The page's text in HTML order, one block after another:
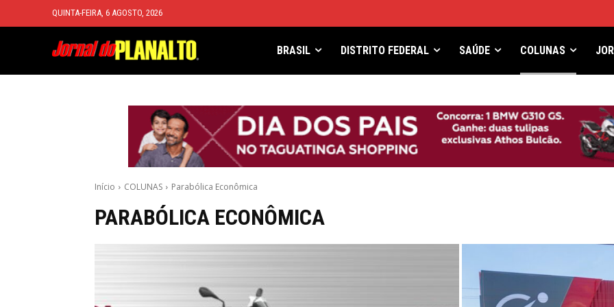
QUINTA-FEIRA, 6 AGOSTO, 2026
BRASIL DISTRITO FEDERAL SAÚDE COLUNAS
Início COLUNAS Parabólica Econômica
PARABÓLICA ECONÔMICA